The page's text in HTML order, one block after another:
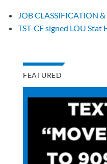
JOB CLASSIFICATION
TST-CF signed LOU Stat
FEATURED